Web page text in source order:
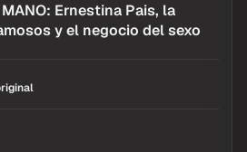
Ernestina Pais, la
y el negocio del sexo